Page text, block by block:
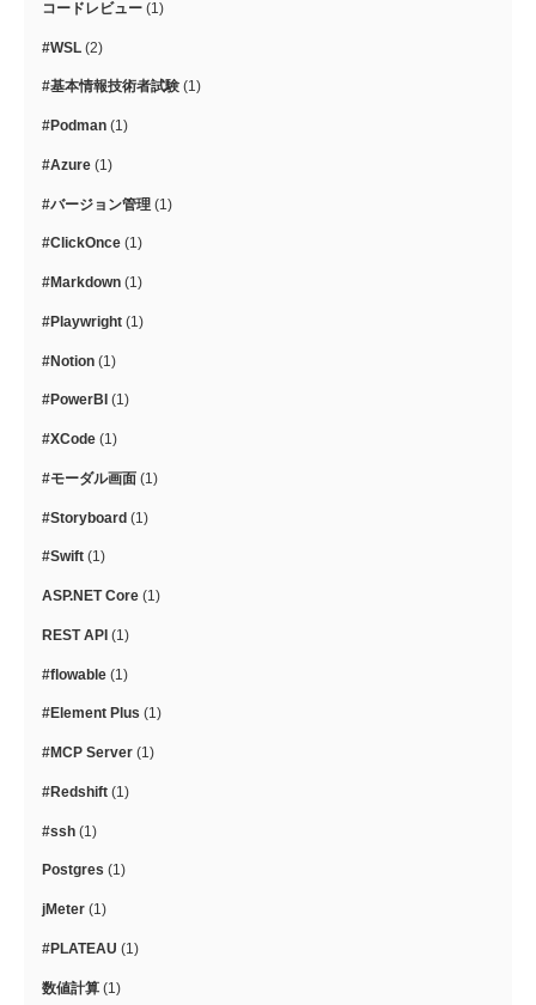
コードレビュー (1)
#WSL (2)
#基本情報技術者試験 (1)
#Podman (1)
#Azure (1)
#バージョン管理 (1)
#ClickOnce (1)
#Markdown (1)
#Playwright (1)
#Notion (1)
#PowerBI (1)
#XCode (1)
#モーダル画面 (1)
#Storyboard (1)
#Swift (1)
ASP.NET Core (1)
REST API (1)
#flowable (1)
#Element Plus (1)
#MCP Server (1)
#Redshift (1)
#ssh (1)
Postgres (1)
jMeter (1)
#PLATEAU (1)
数値計算 (1)